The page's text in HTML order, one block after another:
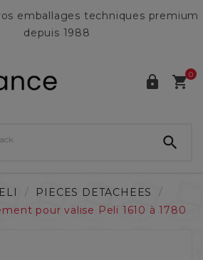
emballages techniques premium
depuis 1988
 0

PIECES DETACHEES
pour valise Peli 1610 à 1780